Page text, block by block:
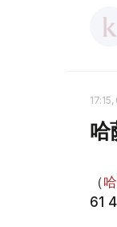
哈
（
61